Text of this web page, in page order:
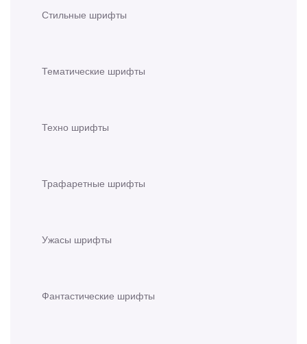
Стильные шрифты
Тематические шрифты
Техно шрифты
Трафаретные шрифты
Ужасы шрифты
Фантастические шрифты